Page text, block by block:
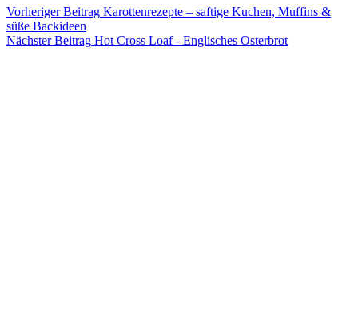
VorherigerBeitrag Karottenrezepte – saftige Kuchen, Muffins &
süße Backideen
NächsterBeitrag Hot Cross Loaf - Englisches Osterbrot